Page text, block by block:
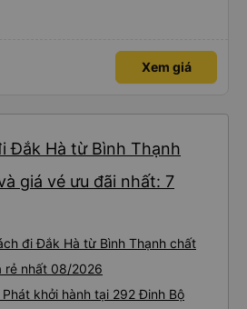
Xem giá
Đắk Hà từ Bình Thạnh
giá vé ưu đãi nhất: 7
đi Đắk Hà từ Bình Thạnh chất
rẻ nhất 08/2026
Phát khởi hành tại 292 Đinh Bộ